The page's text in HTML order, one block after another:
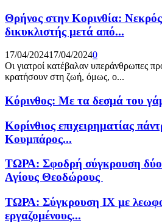
Θρήνος στην Κορινθία:
δικυκλιστής μετά από...
17/04/202417/04/20240
Οι γιατροί κατέβαλαν υπεράνθρωπες
κρατήσουν στη ζωή, όμως, ο...
Κόρινθος: Με τα δεσμά του
Κορίνθιος επιχειρηματίας
Κουμπάρος...
ΤΩΡΑ: Σφοδρή σύγκρουση δύο
Αγίους Θεοδώρους
ΤΩΡΑ: Σύγκρουση ΙΧ με
εργαζομένους...